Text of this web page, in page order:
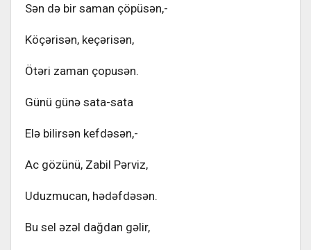
Sən də bir saman çöpüsən,-
Köçərisən, keçərisən,
Ötəri zaman çopusən.
Günü günə sata-sata
Elə bilirsən kefdəsən,-
Ac gözünü, Zabil Pərviz,
Uduzmucan, hədəfdəsən.
Bu sel əzəl dağdan gəlir,